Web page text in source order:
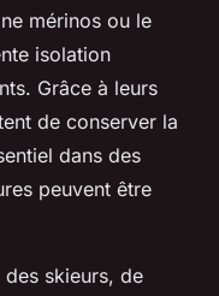
mérinos ou le
isolation
Grâce à leurs
de conserver la
dans des
peuvent être
skieurs, de